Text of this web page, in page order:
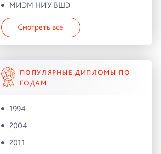
МИЭМ НИУ ВШЭ
Смотреть все
ПОПУЛЯРНЫЕ ДИПЛОМЫ ПО
ГОДАМ
1994
2004
2011